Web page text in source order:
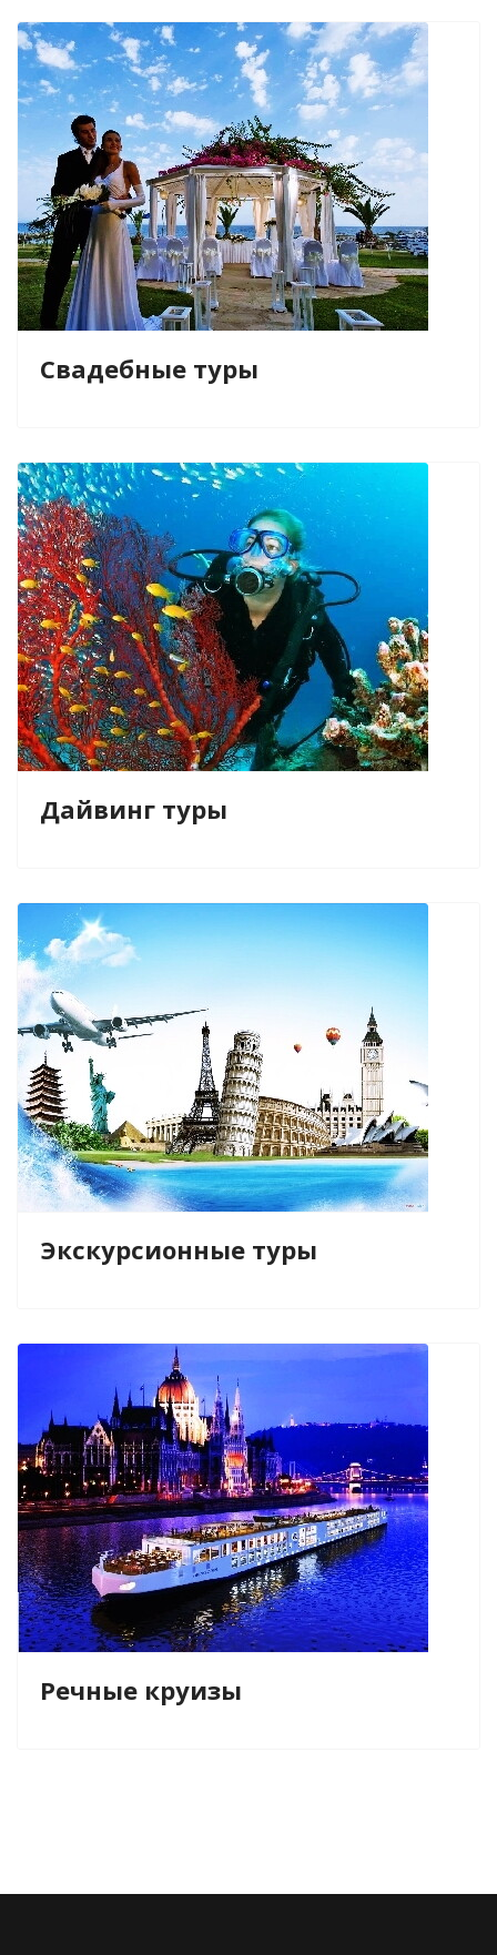
Свадебные туры
Дайвинг туры
Экскурсионные туры
Речные круизы